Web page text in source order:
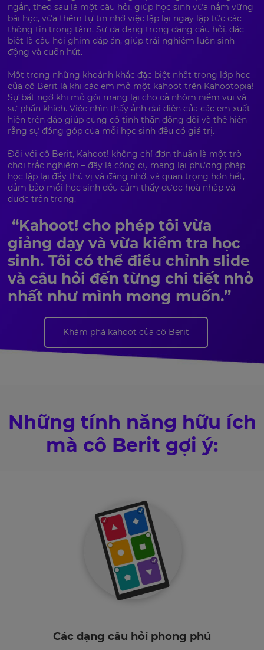
ngắn, theo sau là một câu hỏi, giúp học sinh vừa nắm vững
bài học, vừa thêm tự tin nhờ việc lặp lại ngay lập tức các
thông tin trọng tâm. Sự đa dạng trong dạng câu hỏi, đặc
biệt là câu hỏi ghim đáp án, giúp trải nghiệm luôn sinh
động và cuốn hút.
Một trong những khoảnh khắc đặc biệt nhất trong lớp học
của cô Berit là khi các em mở một kahoot trên Kahootopia!
Sự bất ngờ khi mở gói mang lại cho cả nhóm niềm vui và
sự phấn khích. Việc nhìn thấy ảnh đại diện của các em xuất
hiện trên đảo giúp củng cố tinh thần đồng đội và thể hiện
rằng sự đóng góp của mỗi học sinh đều có giá trị.
Đối với cô Berit, Kahoot! không chỉ đơn thuần là một trò
chơi trắc nghiệm – đây là công cụ mang lại phương pháp
học lặp lại đầy thú vị và đáng nhớ, và quan trọng hơn hết,
đảm bảo mỗi học sinh đều cảm thấy được hoà nhập và
được trân trọng.
“Kahoot! cho phép tôi vừa
giảng dạy và vừa kiểm tra học
sinh. Tôi có thể điều chỉnh slide
và câu hỏi đến từng chi tiết nhỏ
nhất như mình mong muốn.”
Khám phá kahoot của cô Berit
Những tính năng hữu ích
mà cô Berit gợi ý:
Các dạng câu hỏi phong phú